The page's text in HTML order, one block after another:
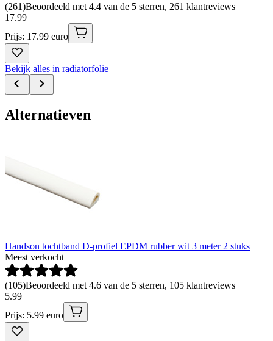
(261)Beoordeeld met 4.4 van de 5 sterren, 261 klantreviews
17.99
Prijs: 17.99 euro
Bekijk alles in radiatorfolie
Alternatieven
Handson tochtband D-profiel EPDM rubber wit 3 meter 2 stuks
Meest verkocht
(105)Beoordeeld met 4.6 van de 5 sterren, 105 klantreviews
5.99
Prijs: 5.99 euro